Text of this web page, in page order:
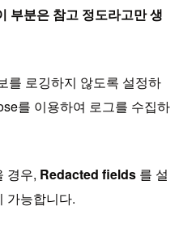
부분은 참고 정도라고만 생
를 로깅하지 않도록 설정하
를 이용하여 로그를 수집하
경우, Redacted fields 를 설
가능합니다.